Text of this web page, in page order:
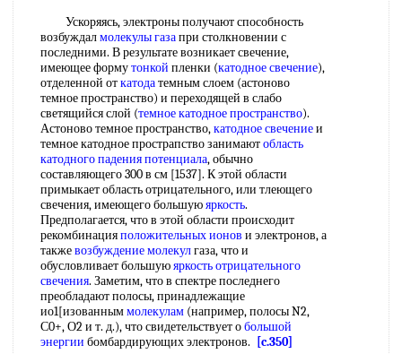
Ускоряясь, электроны получают способность
возбуждалмолекулы газапри столкновении с
последними. В результате возникает свечение,
имеющее формутонкой пленки (катодное свечение),
отделенной откатодатемным слоем (астоново
темное пространство) и переходящей в слабо
светящийся слой (темное катодное пространство).
Астоново темное пространство,катодное свечениеи
темное катодное прострапство занимаютобласть
катодного паденияпотенциала, обычно
составляющего 300 в см [1537]. К этой области
примыкает область отрицательного, или тлеющего
свечения, имеющего большуюяркость.
Предполагается, что в этой области происходит
рекомбинацияположительных ионов и электронов, а
такжевозбуждение молекулгаза, что и
обусловливает большуюяркостьотрицательного
свечения. Заметим, что в спектре последнего
преобладают полосы, принадлежащие
ио1[изованныммолекулам (например, полосы N2,
С0+, О2 и т. д.), что свидетельствует обольшой
энергии бомбардирующих электронов. [c.350]